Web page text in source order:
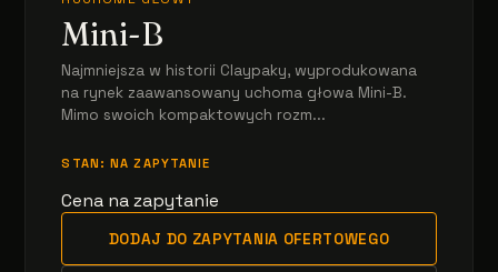
Mini-B
Najmniejsza w historii Claypaky, wyprodukowana
na rynek zaawansowany uchoma głowa Mini-B.
Mimo swoich kompaktowych rozm...
STAN: NA ZAPYTANIE
Cena na zapytanie
DODAJ DO ZAPYTANIA OFERTOWEGO